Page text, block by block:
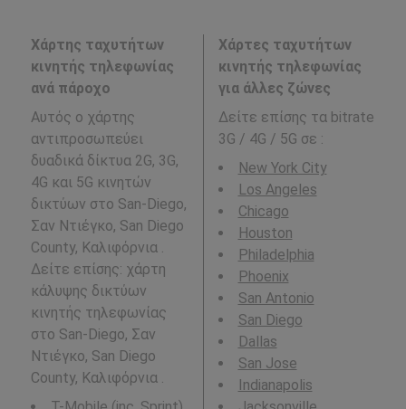
Χάρτης ταχυτήτων
κινητής τηλεφωνίας
ανά πάροχο
Αυτός ο χάρτης
αντιπροσωπεύει
δυαδικά δίκτυα 2G, 3G,
4G και 5G κινητών
δικτύων στο San-Diego,
Σαν Ντιέγκο, San Diego
County, Καλιφόρνια .
Δείτε επίσης: χάρτη
κάλυψης δικτύων
κινητής τηλεφωνίας
στο San-Diego, Σαν
Ντιέγκο, San Diego
County, Καλιφόρνια .
Χάρτες ταχυτήτων
κινητής τηλεφωνίας
για άλλες ζώνες
Δείτε επίσης τα bitrate
3G / 4G / 5G σε :
New York City
Los Angeles
Chicago
Houston
Philadelphia
Phoenix
San Antonio
San Diego
Dallas
San Jose
Indianapolis